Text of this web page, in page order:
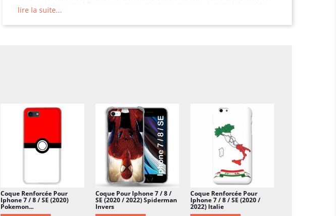
très cher qu'il est invulnérable En plus des fêlures d'écran, des touches qui
se bloquent, on peut en plus aujourd'hui ajouter la coque qui se tord
lire la suite...
Coque Renforcée Pour
Iphone 7 / 8 / SE (2020)
Pokemon...
Coque Pour Iphone 7 / 8 /
SE (2020 / 2022) Spiderman
Invers
Coque Renforcée Pour
Iphone 7 / 8 / SE (2020 /
2022) Italie